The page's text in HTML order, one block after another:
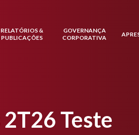
RELATÓRIOS &
PUBLICAÇÕES
GOVERNANÇA
CORPORATIVA
Teste